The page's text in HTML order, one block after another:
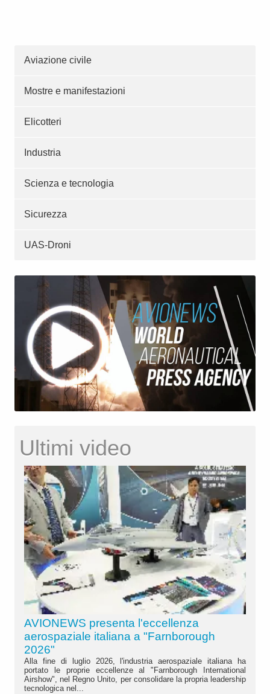
Aviazione civile
Mostre e manifestazioni
Elicotteri
Industria
Scienza e tecnologia
Sicurezza
UAS-Droni
Ultimi video
AVIONEWS presenta l'eccellenza
aerospaziale italiana a "Farnborough
2026"
Alla fine di luglio 2026, l'industria aerospaziale italiana ha
portato le proprie eccellenze al "Farnborough International
Airshow", nel Regno Unito, per consolidare la propria leadership
tecnologica nel...